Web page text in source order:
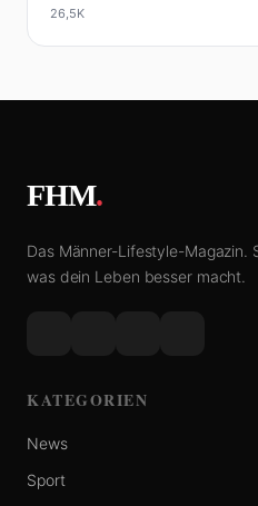
26,5K
FHM.
Das Männer-Lifestyle-Magazin.
was dein Leben besser macht.
KATEGORIEN
News
Sport